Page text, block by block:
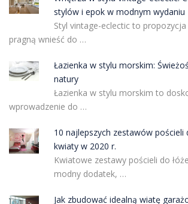
stylów i epok w modnym wydaniu
Styl vintage-eclectic to
pragną wnieść do …
Łazienka w stylu morskim:
natury
Łazienka w stylu morskim to
wprowadzenie do …
10 najlepszych zestawów pościeli
kwiaty w 2020 r.
Kwiatowe zestawy pościeli do
modny dodatek, …
Jak zbudować idealną wiatę